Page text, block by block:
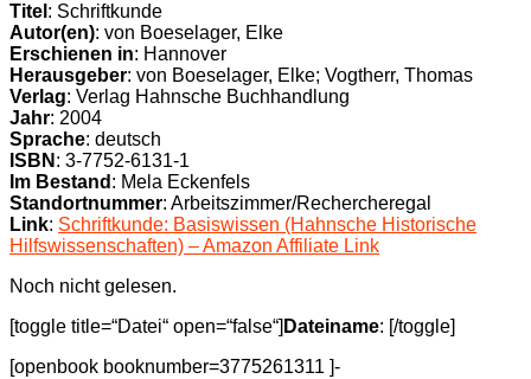
Titel : Schriftkunde
Autor(en): von Boeselager, Elke
Erschienen in: Hannover
Herausgeber: von Boeselager, Elke; Vogtherr, Thomas
Verlag: Verlag Hahnsche Buchhandlung
Jahr: 2004
Sprache: deutsch
ISBN : 3-7752-6131-1
Im Bestand : Mela Eckenfels
Standortnummer: Arbeitszimmer/Rechercheregal
Link: Schriftkunde: Basiswissen (Hahnsche Historische
Hilfswissenschaften) – Amazon Affiliate Link
Noch nicht gelesen.
[toggle title=“Datei“ open=“false“] Dateiname: [/toggle]
[openbook booknumber=3775261311 ]-